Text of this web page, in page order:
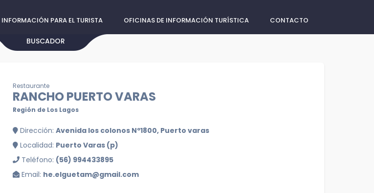
INFORMACIÓN PARA EL TURISTA OFICINAS DE INFORMACIÓN TURÍSTICA CONTACTO
BUSCADOR
Restaurante
RANCHO PUERTO VARAS
Región de Los Lagos
Dirección: Avenida los colonos Nº1800, Puerto varas
Localidad: Puerto Varas (p)
Teléfono: (56) 994433895
Email: he.elguetam@gmail.com